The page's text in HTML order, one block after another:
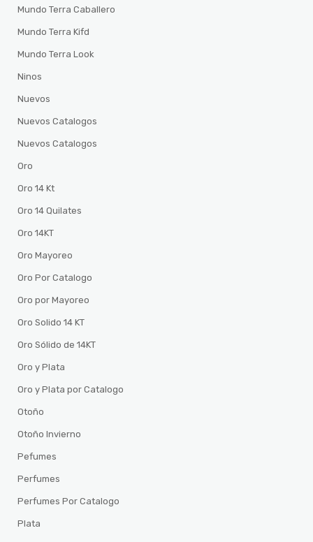
Mundo Terra Caballero
Mundo Terra Kifd
Mundo Terra Look
Ninos
Nuevos
Nuevos Catalogos
Nuevos Catalogos
Oro
Oro 14 Kt
Oro 14 Quilates
Oro 14KT
Oro Mayoreo
Oro Por Catalogo
Oro por Mayoreo
Oro Solido 14 KT
Oro Sólido de 14KT
Oro y Plata
Oro y Plata por Catalogo
Otoño
Otoño Invierno
Pefumes
Perfumes
Perfumes Por Catalogo
Plata